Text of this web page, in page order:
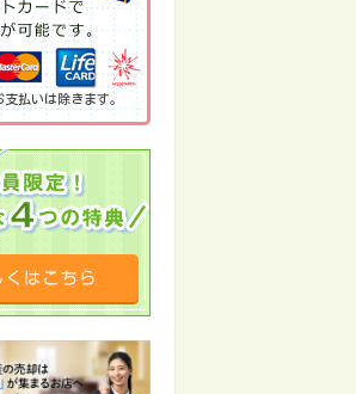
払いは除きます。